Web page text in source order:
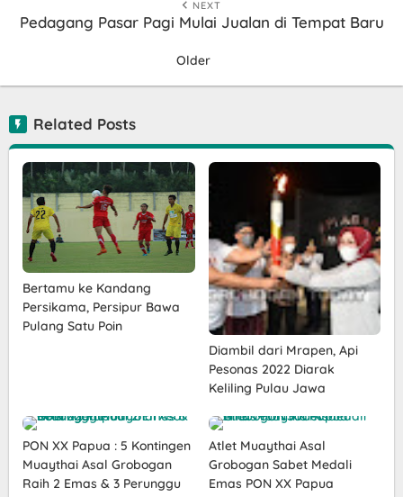
NEXT
Pedagang Pasar Pagi Mulai Jualan di Tempat Baru
Older
Related Posts
Bertamu ke Kandang
Persikama, Persipur Bawa
Pulang Satu Poin
Diambil dari Mrapen, Api
Pesonas 2022 Diarak
Keliling Pulau Jawa
PON XX Papua : 5 Kontingen
Muaythai Asal Grobogan
Raih 2 Emas & 3 Perunggu
Atlet Muaythai Asal
Grobogan Sabet Medali
Emas PON XX Papua